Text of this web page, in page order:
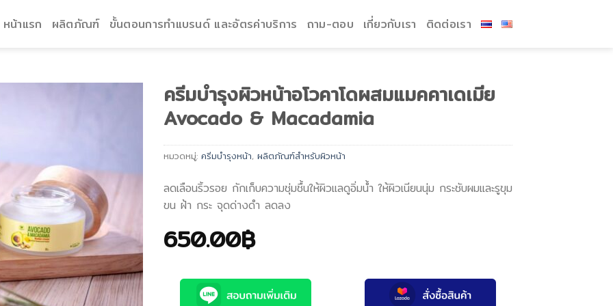
หน้าแรก ผลิตภัณฑ์ ขั้นตอนการทำแบรนด์ และอัตรค่าบริการ ถาม-ตอบ เกี่ยวกับเรา ติดต่อเรา
ครีมบำรุงผิวหน้าอโวคาโดผสมแมคคาเดเมีย
Avocado & Macadamia
หมวดหมู่: ครีมบำรุงหน้า, ผลิตภัณฑ์สำหรับผิวหน้า
ลดเลือนริ้วรอย กักเก็บความชุ่มชื้นให้ผิวแลดูอิ่มน้ำ ให้ผิวเนียนนุ่ม กระชับผมและรูขุม
ขน ฝ้า กระ จุดด่างดำ ลดลง
650.00฿